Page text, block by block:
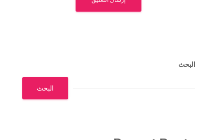
البحث
البحث